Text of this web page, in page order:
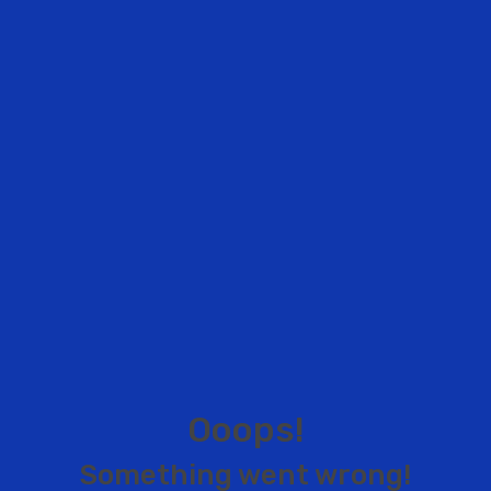
Ooops!
Something went wrong!